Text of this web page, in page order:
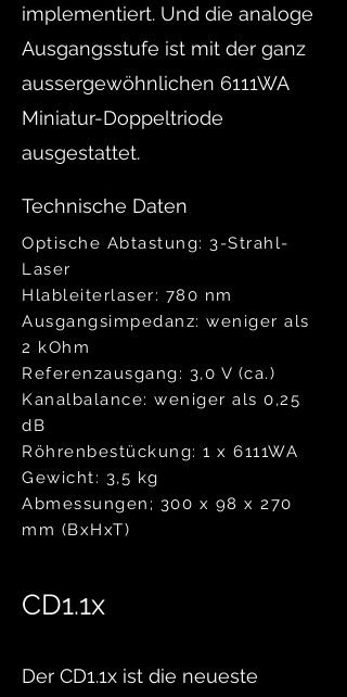
implementiert. Und die analoge
Ausgangsstufe ist mit der ganz
aussergewöhnlichen 6111WA
Miniatur-Doppeltriode
ausgestattet.
Technische Daten
Optische Abtastung: 3-Strahl-
Laser
Hlableiterlaser: 780 nm
Ausgangsimpedanz: weniger als
2 kOhm
Referenzausgang: 3,0 V (ca.)
Kanalbalance: weniger als 0,25
dB
Röhrenbestückung: 1 x 6111WA
Gewicht: 3,5 kg
Abmessungen; 300 x 98 x 270
mm (BxHxT)
CD1.1x
Der CD1.1x ist die neueste